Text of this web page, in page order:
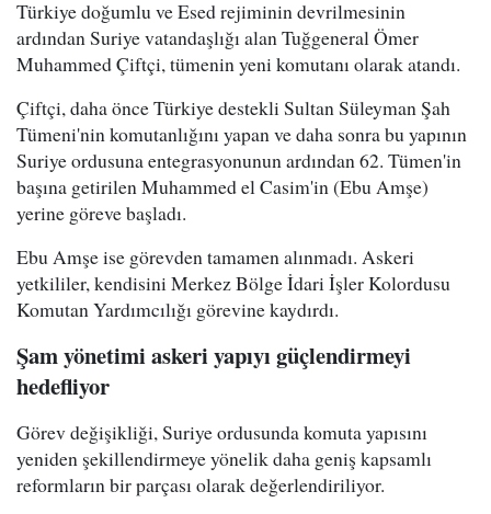
Türkiye doğumlu ve Esed rejiminin devrilmesinin
ardından Suriye vatandaşlığı alan Tuğgeneral Ömer
Muhammed Çiftçi, tümenin yeni komutanı olarak atandı.
Çiftçi, daha önce Türkiye destekli Sultan Süleyman Şah
Tümeni'nin komutanlığını yapan ve daha sonra bu yapının
Suriye ordusuna entegrasyonunun ardından 62. Tümen'in
başına getirilen Muhammed el Casim'in (Ebu Amşe)
yerine göreve başladı.
Ebu Amşe ise görevden tamamen alınmadı. Askeri
yetkililer, kendisini Merkez Bölge İdari İşler Kolordusu
Komutan Yardımcılığı görevine kaydırdı.
Şam yönetimi askeri yapıyı güçlendirmeyi
hedefliyor
Görev değişikliği, Suriye ordusunda komuta yapısını
yeniden şekillendirmeye yönelik daha geniş kapsamlı
reformların bir parçası olarak değerlendiriliyor.